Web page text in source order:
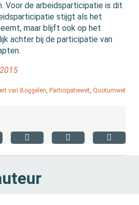
Voor de arbeidsparticipatie is dit
stijgt als het
maar blijft ook op het
achter bij de participatie van
van Boggelen, Participatiewet, Quotumwet